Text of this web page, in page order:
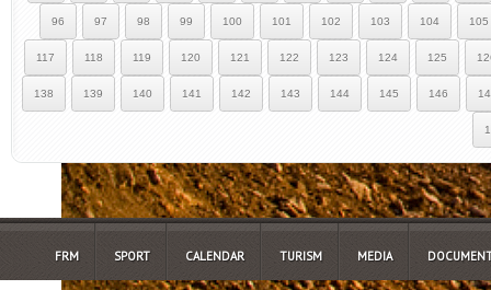
96 97 98 99 100 101 102 103 104 105
117 118 119 120 121 122 123 124 125
138 139 140 141 142 143 144 145 146
FRM SPORT CALENDAR TURISM MEDIA